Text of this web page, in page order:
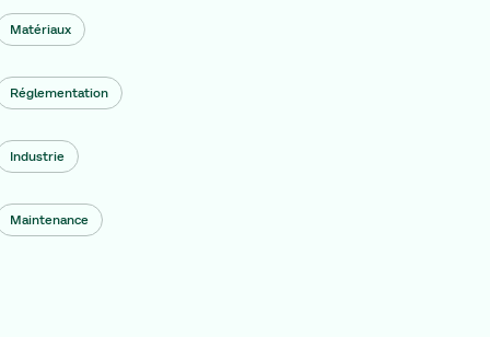
Matériaux
Réglementation
Industrie
Maintenance